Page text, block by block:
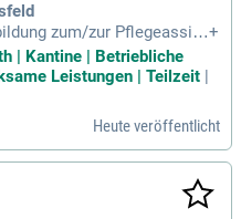
zum/zur Pflegeassist
erforderlich; Empathie u
und hilfsbedürftigen Men
von Mansfeld und haben
+
| Kantine | Betriebliche
Leistungen | Teilzeit
Heute veröffentlicht